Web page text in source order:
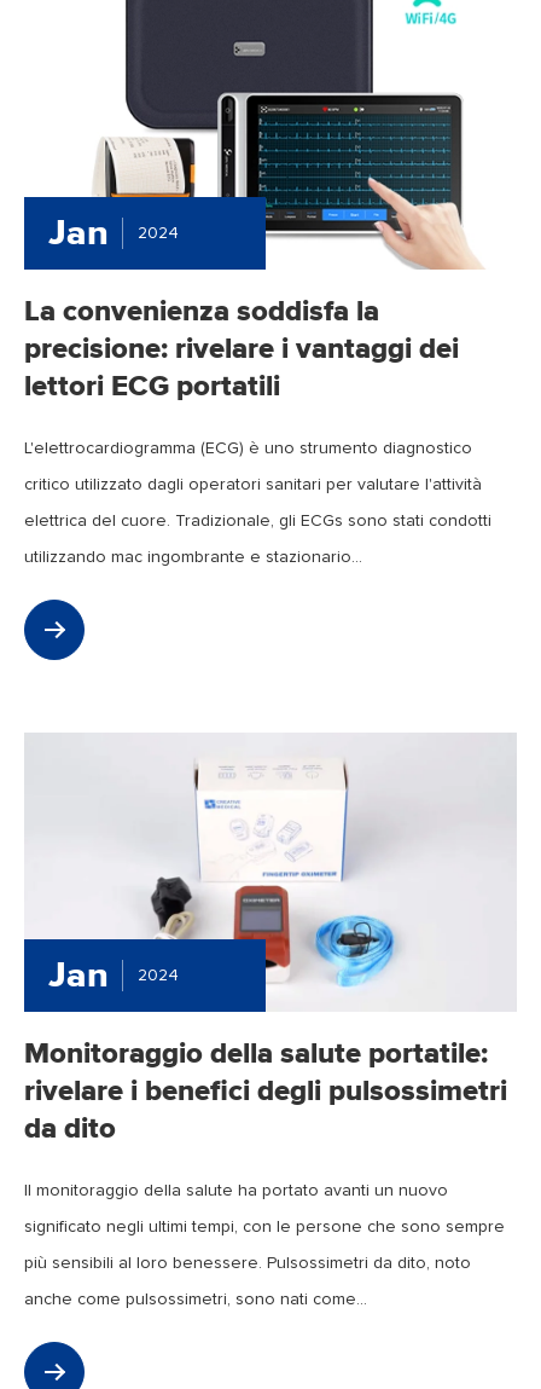
Jan 2024
La convenienza soddisfa la
precisione: rivelare i vantaggi dei
lettori ECG portatili
L'elettrocardiogramma (ECG) è uno strumento diagnostico
critico utilizzato dagli operatori sanitari per valutare l'attività
elettrica del cuore. Tradizionale, gli ECGs sono stati condotti
utilizzando mac ingombrante e stazionario...
Jan 2024
Monitoraggio della salute portatile:
rivelare i benefici degli pulsossimetri
da dito
Il monitoraggio della salute ha portato avanti un nuovo
significato negli ultimi tempi, con le persone che sono sempre
più sensibili al loro benessere. Pulsossimetri da dito, noto
anche come pulsossimetri, sono nati come...